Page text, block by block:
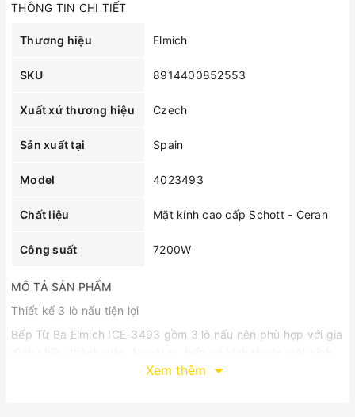
THÔNG TIN CHI TIẾT
Thương hiệu Elmich
SKU 8914400852553
Xuất xứ thương hiệu Czech
Sản xuất tại Spain
Model 4023493
Chất liệu Mặt kính cao cấp Schott - Ceran
Công suất 7200W
MÔ TẢ SẢN PHẨM
Thiết kế 3 lò nấu tiện lợi
Bếp Từ Ba Elmich ICE-3493 gồm 3 lò nấu nên phù hợp với gia
là 510 x 580 mm, kích thước khoét đá là 483 x 538 mm nên
Xem thêm